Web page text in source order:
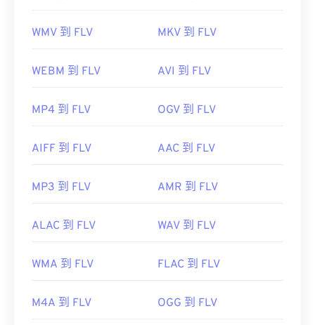
WMV 到 FLV MKV 到 FLV
WEBM 到 FLV AVI 到 FLV
MP4 到 FLV OGV 到 FLV
AIFF 到 FLV AAC 到 FLV
MP3 到 FLV AMR 到 FLV
ALAC 到 FLV WAV 到 FLV
WMA 到 FLV FLAC 到 FLV
M4A 到 FLV OGG 到 FLV